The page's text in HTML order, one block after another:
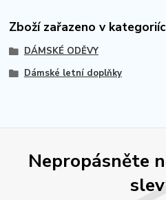
Zboží zařazeno v
DÁMSKÉ ODĚVY
Dámské letní doplňky
Nepropásněte